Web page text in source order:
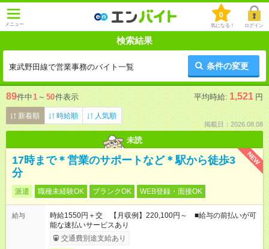
メニュー
0
気になる！ ログイン
検索結果
東武野田線で営業事務のバイト一覧 条件の変更
89件中1 ～ 50件表示 平均時給: 1,521 円
新着順 時給順 人気順
掲載日：2026.08.08
未読
NEW
17時まで＊営業のサポートなど＊駅から徒歩3
分
派遣 職種未経験OK ブランクOK WEB登録・面接OK
給与
時給1550円＋交 【月収例】220,100円～ ■給与の前払いが可
能な速払いサービスあり
交通費別途支給あり